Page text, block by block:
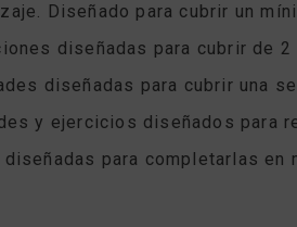
Diseñado para cubrir un
diseñadas para cubrir de
diseñadas para cubrir una
y ejercicios diseñados para
para completarlas en